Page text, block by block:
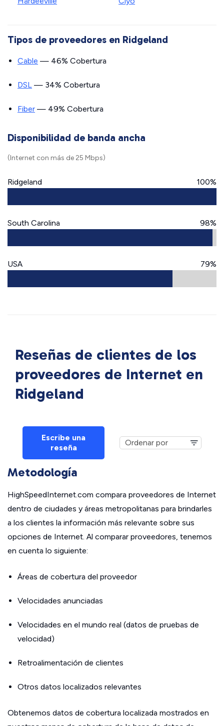
Tipos de proveedores en Ridgeland
Cable — 46% Cobertura
DSL — 34% Cobertura
Fiber — 49% Cobertura
Disponibilidad de banda ancha
(Internet con más de 25 Mbps)
Ridgeland 100%
South Carolina 98%
USA 79%
Reseñas de clientes de los
proveedores de Internet en
Ridgeland
Escribe una
reseña
Metodología
HighSpeedInternet.com compara proveedores de Internet
dentro de ciudades y áreas metropolitanas para brindarles
a los clientes la información más relevante sobre sus
opciones de Internet. Al comparar proveedores, tenemos
en cuenta lo siguiente:
Áreas de cobertura del proveedor
Velocidades anunciadas
Velocidades en el mundo real (datos de pruebas de
velocidad)
Retroalimentación de clientes
Otros datos localizados relevantes
Obtenemos datos de cobertura localizada mostrados en